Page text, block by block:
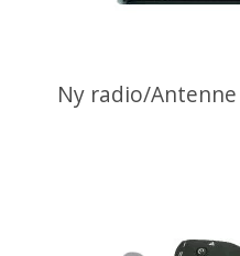
Ny radio/Antenne